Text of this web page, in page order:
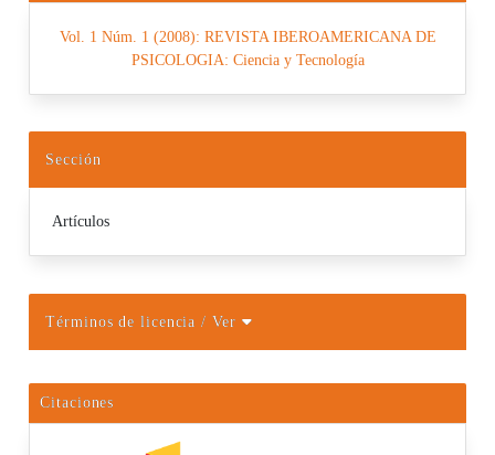
Vol. 1 Núm. 1 (2008): REVISTA IBEROAMERICANA DE
PSICOLOGIA: Ciencia y Tecnología
Sección
Artículos
Términos de licencia/ Ver
Citaciones